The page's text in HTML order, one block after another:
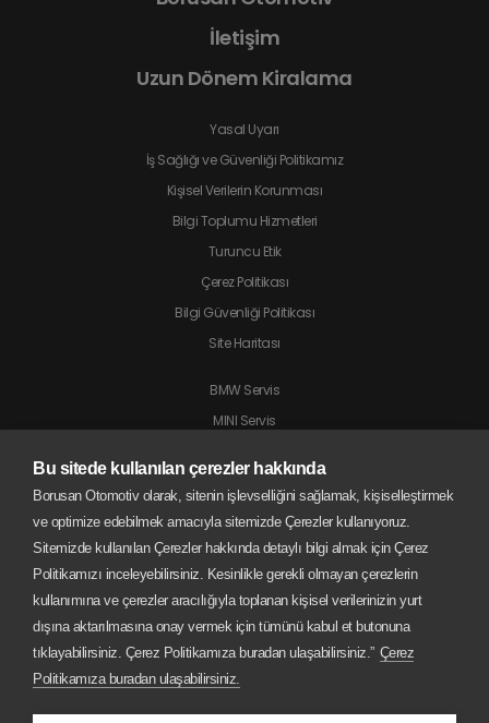
Bu sitede kullanılan çerezler hakkında
Borusan Otomotiv olarak, sitenin işlevselliğini sağlamak, kişiselleştirmek
ve optimize edebilmek amacıyla sitemizde Çerezler kullanıyoruz.
Sitemizde kullanılan Çerezler hakkında detaylı bilgi almak için Çerez
Politikamızı inceleyebilirsiniz. Kesinlikle gerekli olmayan çerezlerin
kullanımına ve çerezler aracılığıyla toplanan kişisel verilerinizin yurt
dışına aktarılmasına onay vermek için tümünü kabul et butonuna
tıklayabilirsiniz. Çerez Politikamıza buradan ulaşabilirsiniz.” Çerez
Politikamıza buradan ulaşabilirsiniz.
İletişim
Uzun Dönem Kiralama
Yasal Uyarı
İş Sağlığı ve Güvenliği Politikamız
Kişisel Verilerin Korunması
Bilgi Toplumu Hizmetleri
Turuncu Etik
Çerez Politikası
Bilgi Güvenliği Politikası
Site Haritası
BMW Servis
MINI Servis
Land Rover Servis
BMW Motorrad Servis